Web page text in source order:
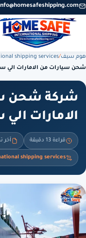
هوم سيف/
shipping services
شحن سيارات من الامارات الي
شركة شحن
الامارات
قراءة 13 دقيقة آخر تحديث
shipping services